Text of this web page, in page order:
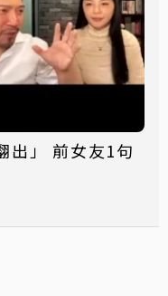
出」 前女友1句